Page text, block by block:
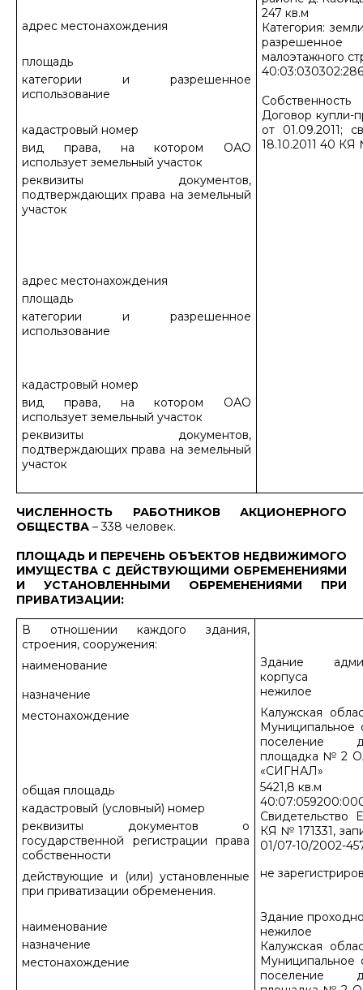
адрес местонахождения
площадь
категории и разрешенное
использование
кадастровый номер
вид права, на котором ОАО
использует земельный участок
реквизиты документов,
подтверждающих права на земельный
участок
адрес местонахождения
площадь
категории и разрешенное
использование
кадастровый номер
вид права, на котором ОАО
использует земельный участок
реквизиты документов,
подтверждающих права на земельный
участок
247 кв.м
Категория:
разрешенное
малоэтажного
40:03:030302:286
Собственность
Договор купли-
от 01.09.2011;
18.10.2011 40 КЯ
ЧИСЛЕННОСТЬ РАБОТНИКОВ АКЦИОНЕРНОГО
ОБЩЕСТВА – 338 человек.
ПЛОЩАДЬ И ПЕРЕЧЕНЬ ОБЪЕКТОВ НЕДВИЖИМОГО
ИМУЩЕСТВА С ДЕЙСТВУЮЩИМИ ОБРЕМЕНЕНИЯМИ
И УСТАНОВЛЕННЫМИ ОБРЕМЕНЕНИЯМИ ПРИ
ПРИВАТИЗАЦИИ:
В отношении каждого здания,
строения, сооружения:
наименование
Здание
корпуса
назначение
нежилое
местонахождение
Калужская
Муниципальное
поселение
площадка № 2
«СИГНАЛ»
общая площадь
кадастровый (условный) номер
реквизиты документов о
государственной регистрации права
собственности
5421,8 кв.м
Свидетельство
КЯ № 171331,
01/07-10/2002-
действующие и (или) установленные
при приватизации обременения.
наименование
назначение
местонахождение
не
Здание
нежилое
Калужская
Муниципальное
поселение